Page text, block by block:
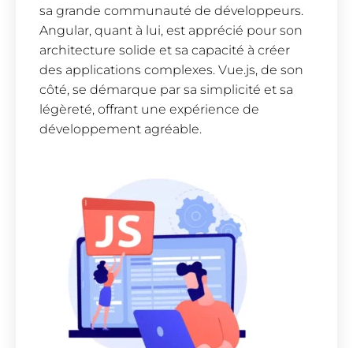
sa grande communauté de développeurs.
Angular, quant à lui, est apprécié pour son
architecture solide et sa capacité à créer
des applications complexes. Vue.js, de son
côté, se démarque par sa simplicité et sa
légèreté, offrant une expérience de
développement agréable.